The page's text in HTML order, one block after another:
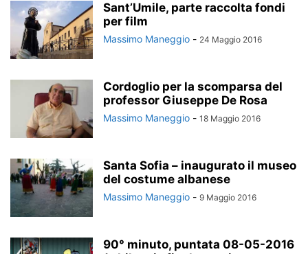
Sant’Umile, parte raccolta fondi
per film
Massimo Maneggio - 24 Maggio 2016
Cordoglio per la scomparsa del
professor Giuseppe De Rosa
Massimo Maneggio - 18 Maggio 2016
Santa Sofia – inaugurato il museo
del costume albanese
Massimo Maneggio - 9 Maggio 2016
90° minuto, puntata 08-05-2016